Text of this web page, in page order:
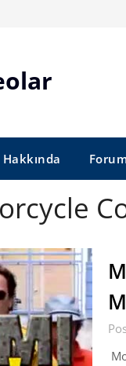
Hakkında